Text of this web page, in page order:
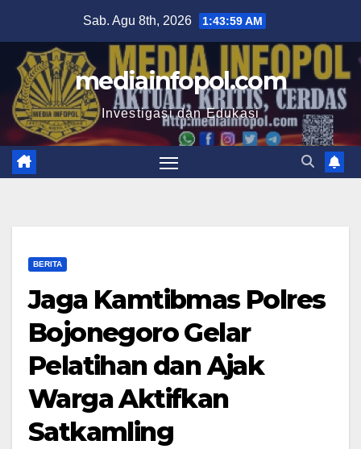
content
Sab. Agu 8th, 2026 1:44:00 AM
mediainfopol.com
Investigasi dan Edukasi
BERITA
Jaga Kamtibmas Polres
Bojonegoro Gelar
Pelatihan dan Ajak
Warga Aktifkan
Satkamling